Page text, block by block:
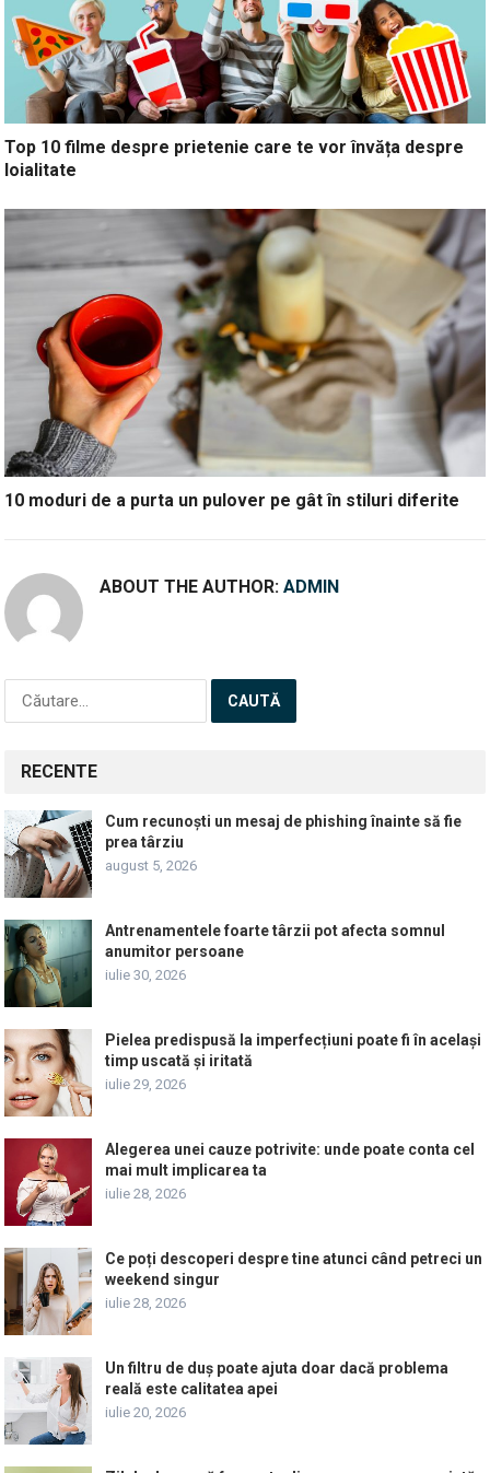
Top 10 filme despre prietenie care te vor învăța despre
loialitate
10 moduri de a purta un pulover pe gât în stiluri diferite
ABOUT THE AUTHOR:ADMIN
Caută
RECENTE
Cum recunoști un mesaj de phishing înainte să fie
prea târziu
august 5, 2026
Antrenamentele foarte târzii pot afecta somnul
anumitor persoane
iulie 30, 2026
Pielea predispusă la imperfecțiuni poate fi în același
timp uscată și iritată
iulie 29, 2026
Alegerea unei cauze potrivite: unde poate conta cel
mai mult implicarea ta
iulie 28, 2026
Ce poți descoperi despre tine atunci când petreci un
weekend singur
iulie 28, 2026
Un filtru de duș poate ajuta doar dacă problema
reală este calitatea apei
iulie 20, 2026